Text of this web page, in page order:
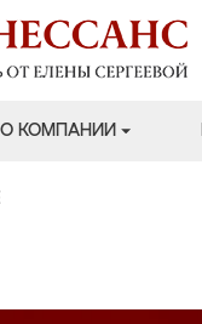
О КОМПАНИИ